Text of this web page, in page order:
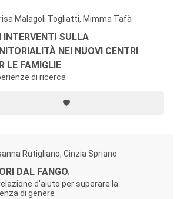
Malagoli Togliatti, Mimma Tafà
INTERVENTI SULLA
NEI NUOVI CENTRI
LE FAMIGLIE
di ricerca
Rutigliano, Cinzia Spriano
DAL FANGO.
d'aiuto per superare la
di genere